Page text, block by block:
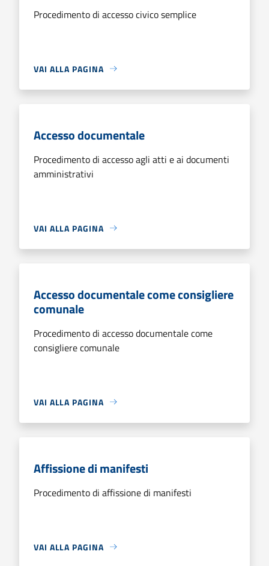
Procedimento di accesso civico semplice
VAI ALLA PAGINA
Accesso documentale
Procedimento di accesso agli atti e ai documenti
amministrativi
VAI ALLA PAGINA
Accesso documentale come consigliere
comunale
Procedimento di accesso documentale come
consigliere comunale
VAI ALLA PAGINA
Affissione di manifesti
Procedimento di affissione di manifesti
VAI ALLA PAGINA